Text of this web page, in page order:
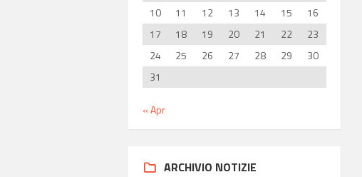
10
11 12 13 14 15
16
17
18 19 20 21 22
23
24
25 26 27 28 29
30
31
« Apr
ARCHIVIO NOTIZIE